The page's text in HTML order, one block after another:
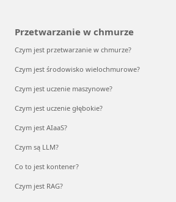
Przetwarzanie w chmurze
Czym jest przetwarzanie w chmurze?
Czym jest środowisko wielochmurowe?
Czym jest uczenie maszynowe?
Czym jest uczenie głębokie?
Czym jest AIaaS?
Czym są LLM?
Co to jest kontener?
Czym jest RAG?